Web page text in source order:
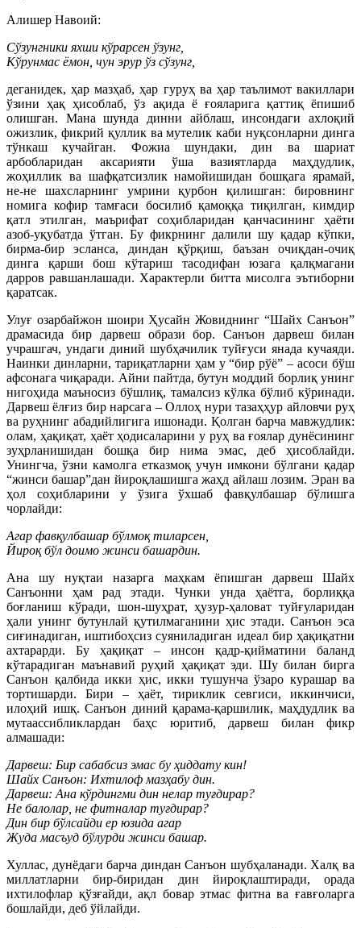
Алишер Навоий:
Сўзунгники яхши кўрарсен ўзунг,
Кўрунмас ёмон, чун эрур ўз сўзунг,
деганидек, ҳар мазҳаб, ҳар гуруҳ ва ҳар таълимот вакиллари
ўзини ҳақ ҳисоблаб, ўз ақида ё ғояларига қаттиқ ёпишиб
олишган. Мана шунда динни айблаш, инсондаги ахлоқий
ожизлик, фикрий қуллик ва мутелик каби нуқсонларни динга
тўнкаш кучайган. Фожиа шундаки, дин ва шариат
арбобларидан аксарияти ўша вазиятларда маҳдудлик,
жоҳиллик ва шафқатсизлик намойишидан бошқага ярамай,
не-не шахсларнинг умрини қурбон қилишган: бировнинг
номига кофир тамғаси босилиб қамоққа тиқилган, кимдир
қатл этилган, маърифат соҳибларидан қанчасининг ҳаёти
азоб-уқубатда ўтган. Бу фикрнинг далили шу қадар кўпки,
бирма-бир эсланса, диндан қўрқиш, баъзан очиқдан-очиқ
динга қарши бош кўтариш тасодифан юзага қалқмагани
дарров равшанлашади. Характерли битта мисолга эътиборни
қаратсак.
Улуғ озарбайжон шоири Ҳусайн Жовиднинг “Шайх Санъон”
драмасида бир дарвеш образи бор. Санъон дарвеш билан
учрашгач, ундаги диний шубҳачилик туйғуси янада кучаяди.
Наинки динларни, тариқатларни ҳам у “бир рўё” – асоси бўш
афсонага чиқаради. Айни пайтда, бутун моддий борлиқ унинг
нигоҳида маъносиз бўшлиқ, тамалсиз кўлка бўлиб кўринади.
Дарвеш ёлғиз бир нарсага – Оллоҳ нури тазаҳҳур айловчи руҳ
ва руҳнинг абадийлигига ишонади. Қолган барча мавжудлик:
олам, ҳақиқат, ҳаёт ҳодисаларини у руҳ ва ғоялар дунёсининг
зуҳрланишидан бошқа бир нима эмас, деб ҳисоблайди.
Унингча, ўзни камолга етказмоқ учун имкони бўлгани қадар
“жинси башар”дан йироқлашишга жаҳд айлаш лозим. Эран ва
ҳол соҳибларини у ўзига ўхшаб фавқулбашар бўлишга
чорлайди:
Агар фавқулбашар бўлмоқ тиларсен,
Йироқ бўл доимо жинси башардин.
Ана шу нуқтаи назарга маҳкам ёпишган дарвеш Шайх
Санъонни ҳам рад этади. Чунки унда ҳаётга, борлиққа
боғланиш кўради, шон-шуҳрат, ҳузур-ҳаловат туйғуларидан
ҳали унинг бутунлай қутилмаганини ҳис этади. Санъон эса
сиғинадиган, иштибоҳсиз суяниладиган идеал бир ҳақиқатни
ахтарарди. Бу ҳақиқат – инсон қадр-қийматини баланд
кўтарадиган маънавий руҳий ҳақиқат эди. Шу билан бирга
Санъон қалбида икки ҳис, икки тушунча ўзаро курашар ва
тортишарди. Бири – ҳаёт, тириклик севгиси, иккинчиси,
илоҳий ишқ. Санъон диний қарама-қаршилик, маҳдудлик ва
мутаассибликлардан баҳс юритиб, дарвеш билан фикр
алмашади:
Дарвеш: Бир сабабсиз эмас бу ҳиддату кин!
Шайх Санъон: Ихтилоф мазҳабу дин.
Дарвеш: Ана кўрдингми дин нелар туғдирар?
Не балолар, не фитналар туғдирар?
Дин бир бўлсайди ер юзида агар
Жуда масъуд бўлурди жинси башар.
Хуллас, дунёдаги барча диндан Санъон шубҳаланади. Халқ ва
миллатларни бир-биридан дин йироқлаштиради, орада
ихтилофлар қўзғайди, ақл бовар этмас фитна ва ғавғоларга
бошлайди, деб ўйлайди.